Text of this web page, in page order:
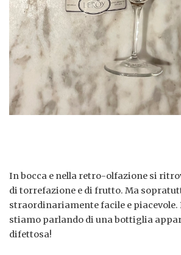
In bocca e nella retro-olfazione si
di torrefazione e di frutto. Ma
straordinariamente facile e piacevole.
stiamo parlando di una bottiglia
difettosa!